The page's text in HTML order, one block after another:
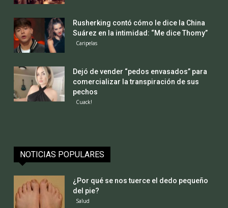
Rusherking contó cómo le dice la China
Suárez en la intimidad: “Me dice Thomy”
Caripelas
Dejó de vender “pedos envasados” para
comercializar la transpiración de sus
pechos
Cuack!
NOTICIAS POPULARES
¿Por qué se nos tuerce el dedo pequeño
del pie?
Salud